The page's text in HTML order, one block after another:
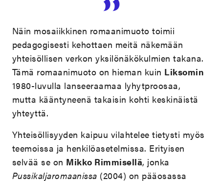
Näin mosaiikkinen romaanimuoto toimii
pedagogisesti kehottaen meitä näkemään
yhteisöllisen verkon yksilönäkökulmien takana.
Tämä romaanimuoto on hieman kuin Liksomin
1980-luvulla lanseeraamaa lyhytproosaa,
mutta kääntyneenä takaisin kohti keskinäistä
yhteyttä.
Yhteisöllisyyden kaipuu vilahtelee tietysti myös
teemoissa ja henkilöasetelmissa. Erityisen
selvää se on Mikko Rimmisellä, jonka
Pussikaljaromaanissa (2004) on pääosassa